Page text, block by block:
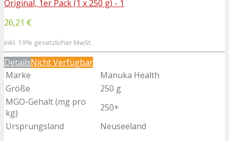
26,21 €
inkl. 19% gesetzlicher MwSt.
DetailsNicht Verfügbar
Marke
Manuka Health
Größe
250 g
MGO-Gehalt (mg pro
kg)
250+
Ursprungsland
Neuseeland